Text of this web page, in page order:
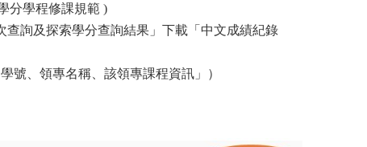
分學程修課規範 )
詢及探索學分查詢結果」下載「中文成績紀錄
號、領專名稱、該領專課程資訊」）